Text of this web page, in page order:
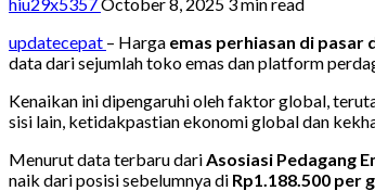
updatecepat – Harga emas perhiasan di pasar
data dari sejumlah toko emas dan platform
Kenaikan ini dipengaruhi oleh faktor global,
sisi lain, ketidakpastian ekonomi global dan
Menurut data terbaru dariAsosiasi Pedagang
naik dari posisi sebelumnya di Rp1.188.500 per